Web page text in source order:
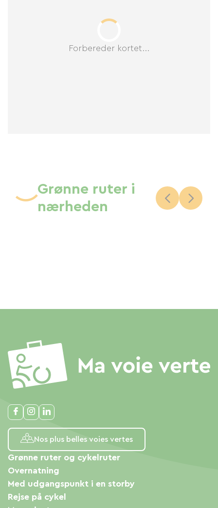
Forbereder kortet...
Grønne ruter i
nærheden
Nos plus belles voies vertes
Grønne ruter og cykelruter
Overnatning
Med udgangspunkt i en storby
Rejse på cykel